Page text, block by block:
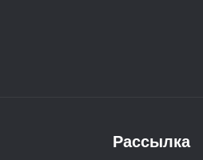
Рассылка